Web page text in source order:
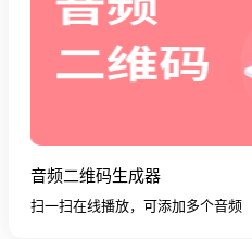
音频二维码生成器
扫一扫在线播放，可添加多个音频